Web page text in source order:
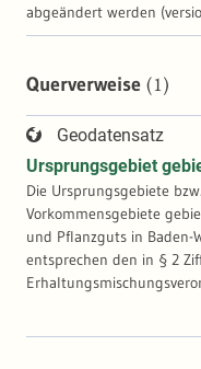
abgeändert werden
Querverweise (1)
Geodatensatz
Ursprungsgebiet
Die Ursprungsgebiete bzw.
Vorkommensgebiete
und Pflanzguts in Baden-
entsprechen den in § 2